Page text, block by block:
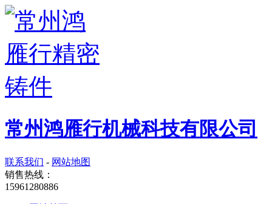
常州鸿雁行机械科技有限公司
联系我们 - 网站地图
销售热线：
15961280886